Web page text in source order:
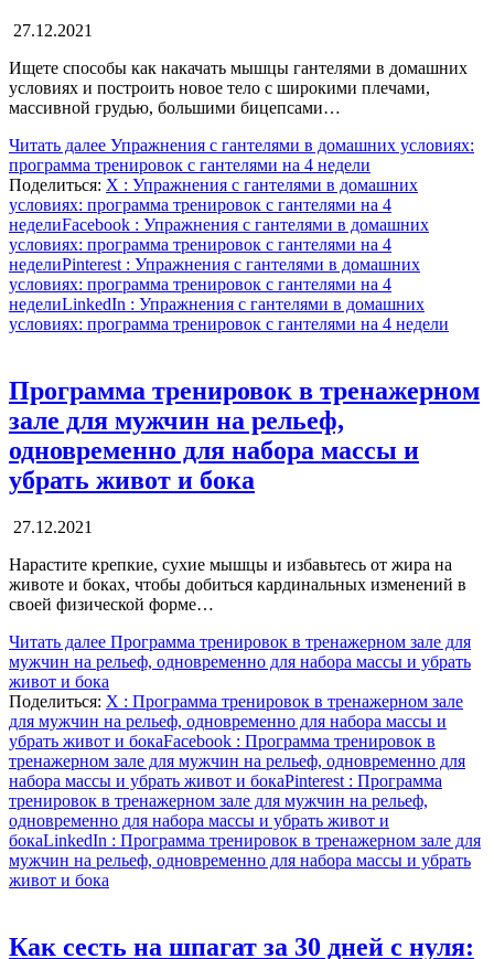
27.12.2021
Ищете способы как накачать мышцы гантелями в домашних
условиях и построить новое тело с широкими плечами,
массивной грудью, большими бицепсами…
Читать далее Упражнения с гантелями в домашних условиях:
программа тренировок с гантелями на 4 недели
Поделиться: X : Упражнения с гантелями в домашних
условиях: программа тренировок с гантелями на 4
неделиFacebook : Упражнения с гантелями в домашних
условиях: программа тренировок с гантелями на 4
неделиPinterest : Упражнения с гантелями в домашних
условиях: программа тренировок с гантелями на 4
неделиLinkedIn : Упражнения с гантелями в домашних
условиях: программа тренировок с гантелями на 4 недели
Программа тренировок в тренажерном
зале для мужчин на рельеф,
одновременно для набора массы и
убрать живот и бока
27.12.2021
Нарастите крепкие, сухие мышцы и избавьтесь от жира на
животе и боках, чтобы добиться кардинальных изменений в
своей физической форме…
Читать далее Программа тренировок в тренажерном зале для
мужчин на рельеф, одновременно для набора массы и убрать
живот и бока
Поделиться: X : Программа тренировок в тренажерном зале
для мужчин на рельеф, одновременно для набора массы и
убрать живот и бокаFacebook : Программа тренировок в
тренажерном зале для мужчин на рельеф, одновременно для
набора массы и убрать живот и бокаPinterest : Программа
тренировок в тренажерном зале для мужчин на рельеф,
одновременно для набора массы и убрать живот и
бокаLinkedIn : Программа тренировок в тренажерном зале для
мужчин на рельеф, одновременно для набора массы и убрать
живот и бока
Как сесть на шпагат за 30 дней с нуля: